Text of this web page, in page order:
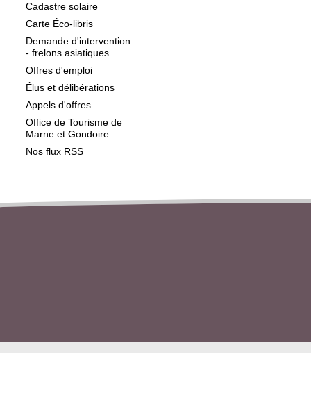
Cadastre solaire
Carte Éco-libris
Demande d'intervention
- frelons asiatiques
Offres d'emploi
Élus et délibérations
Appels d'offres
Office de Tourisme de
Marne et Gondoire
Nos flux RSS